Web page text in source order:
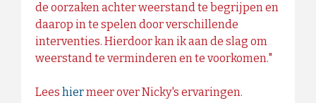
de oorzaken achter weerstand te begrijpen en
daarop in te spelen door verschillende
interventies. Hierdoor kan ik aan de slag om
weerstand te verminderen en te voorkomen."
Lees hiermeer over Nicky's ervaringen.